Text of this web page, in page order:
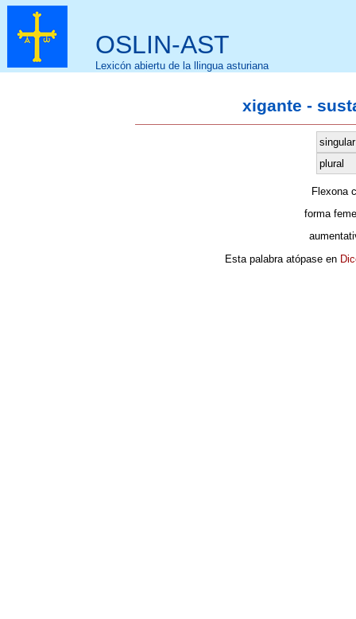
OSLIN-AST
Lexicón abiertu de la llingua asturiana
xigante -
singular
plural
Flexona
forma
Esta palabra atópase en